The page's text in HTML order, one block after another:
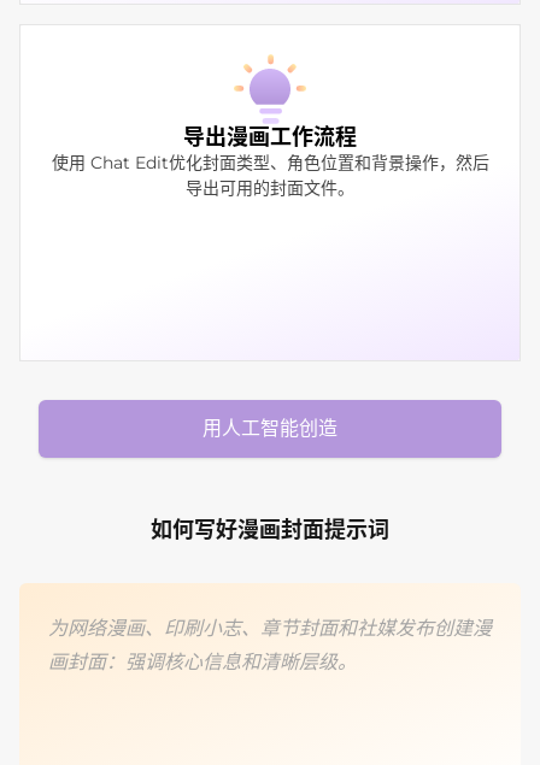
导出漫画工作流程
使用 Chat Edit优化封面类型、角色位置和背景操作，然后
导出可用的封面文件。
用人工智能创造
如何写好漫画封面提示词
为网络漫画、印刷小志、章节封面和社媒发布创建漫
画封面：强调核心信息和清晰层级。